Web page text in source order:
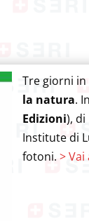
Tre giorni in
la natura.
Edizioni),
Institute di
fotoni.>